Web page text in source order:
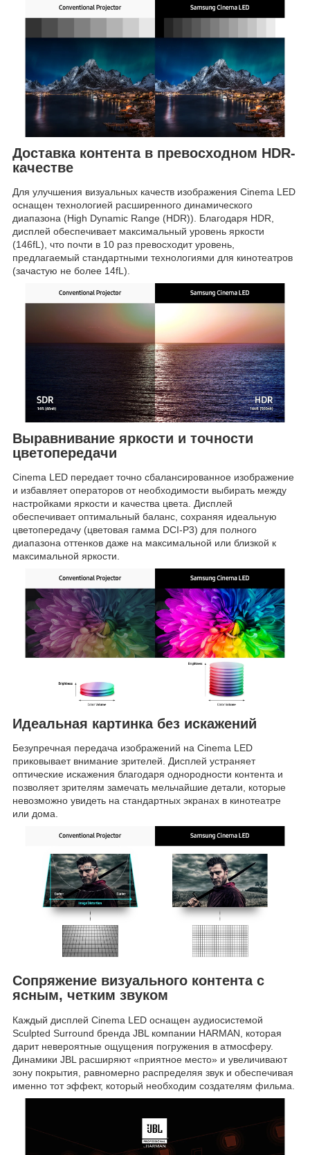
Доставка контента в превосходном HDR-
качестве
Для улучшения визуальных качеств изображения Cinema LED
оснащен технологией расширенного динамического
диапазона (High Dynamic Range (HDR)). Благодаря HDR,
дисплей обеспечивает максимальный уровень яркости
(146fL), что почти в 10 раз превосходит уровень,
предлагаемый стандартными технологиями для кинотеатров
(зачастую не более 14fL).
Выравнивание яркости и точности
цветопередачи
Cinema LED передает точно сбалансированное изображение
и избавляет операторов от необходимости выбирать между
настройками яркости и качества цвета. Дисплей
обеспечивает оптимальный баланс, сохраняя идеальную
цветопередачу (цветовая гамма DCI-P3) для полного
диапазона оттенков даже на максимальной или близкой к
максимальной яркости.
Идеальная картинка без искажений
Безупречная передача изображений на Cinema LED
приковывает внимание зрителей. Дисплей устраняет
оптические искажения благодаря однородности контента и
позволяет зрителям замечать мельчайшие детали, которые
невозможно увидеть на стандартных экранах в кинотеатре
или дома.
Сопряжение визуального контента с
ясным, четким звуком
Каждый дисплей Cinema LED оснащен аудиосистемой
Sculpted Surround бренда JBL компании HARMAN, которая
дарит невероятные ощущения погружения в атмосферу.
Динамики JBL расширяют «приятное место» и увеличивают
зону покрытия, равномерно распределяя звук и обеспечивая
именно тот эффект, который необходим создателям фильма.